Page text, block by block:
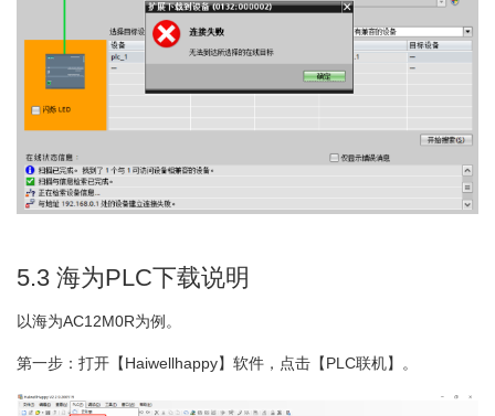
5.3 海为PLC下载说明
以海为AC12M0R为例。
第一步：打开【Haiwellhappy】软件，点击【PLC联机】。